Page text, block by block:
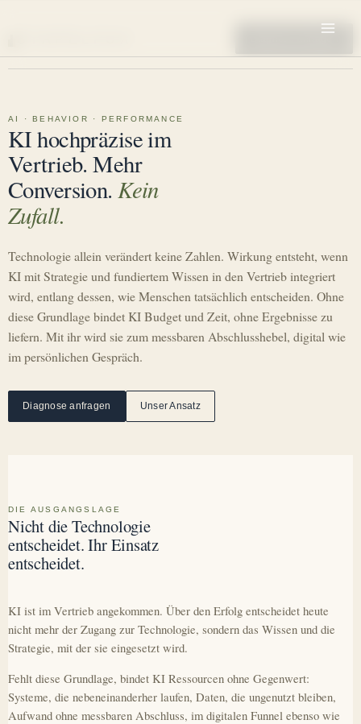
AI · BEHAVIOR · PERFORMANCE
KI hochpräzise im
Vertrieb. Mehr
Conversion.Kein
Zufall.
Technologie allein verändert keine Zahlen. Wirkung entsteht, wenn
KI mit Strategie und fundiertem Wissen in den Vertrieb integriert
wird, entlang dessen, wie Menschen tatsächlich entscheiden. Ohne
diese Grundlage bindet KI Budget und Zeit, ohne Ergebnisse zu
liefern. Mit ihr wird sie zum messbaren Abschlusshebel, digital wie
im persönlichen Gespräch.
Diagnose anfragen Unser Ansatz
DIE AUSGANGSLAGE
Nicht die Technologie
entscheidet. Ihr Einsatz
entscheidet.
KI ist im Vertrieb angekommen. Über den Erfolg entscheidet heute
nicht mehr der Zugang zur Technologie, sondern das Wissen und die
Strategie, mit der sie eingesetzt wird.
Fehlt diese Grundlage, bindet KI Ressourcen ohne Gegenwert:
Systeme, die nebeneinanderher laufen, Daten, die ungenutzt bleiben,
Aufwand ohne messbaren Abschluss, im digitalen Funnel ebenso wie